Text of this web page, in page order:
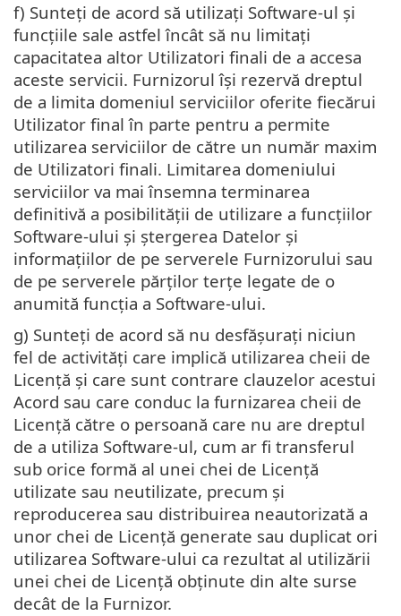
f) Sunteţi de acord să utilizaţi Software-ul şi
funcţiile sale astfel încât să nu limitaţi
capacitatea altor Utilizatori finali de a accesa
aceste servicii. Furnizorul își rezervă dreptul
de a limita domeniul serviciilor oferite fiecărui
Utilizator final în parte pentru a permite
utilizarea serviciilor de către un număr maxim
de Utilizatori finali. Limitarea domeniului
serviciilor va mai însemna terminarea
definitivă a posibilității de utilizare a funcțiilor
Software-ului și ștergerea Datelor și
informațiilor de pe serverele Furnizorului sau
de pe serverele părților terțe legate de o
anumită funcția a Software-ului.
g) Sunteți de acord să nu desfășurați niciun
fel de activități care implică utilizarea cheii de
Licență și care sunt contrare clauzelor acestui
Acord sau care conduc la furnizarea cheii de
Licență către o persoană care nu are dreptul
de a utiliza Software-ul, cum ar fi transferul
sub orice formă al unei chei de Licență
utilizate sau neutilizate, precum și
reproducerea sau distribuirea neautorizată a
unor chei de Licență generate sau duplicat ori
utilizarea Software-ului ca rezultat al utilizării
unei chei de Licență obținute din alte surse
decât de la Furnizor.